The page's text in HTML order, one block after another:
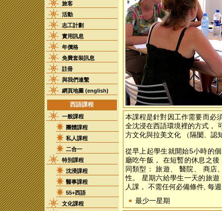
旅客
活動
志工計劃
實用訊息
年價格
免費套裝訊息
註冊
與我們連繫
網頁地圖 (english)
西語課程
一般課程
團體課程
私人課程
二合一
特別課程
沈浸課程
醫事課程
55+西語
文化課程
本課程是針對因工作需要而必
全沈浸在西語環境裡的方式，
方文化與拉美文化 （隔閡、認
從早上起學生就開始5小時的
廳吃午飯， 在短暫的休息之
同類型： 旅遊、 醫院、 商店
性。 星期六給學生一天的旅
人課， 不需任何必備條件, 每
最少一星期